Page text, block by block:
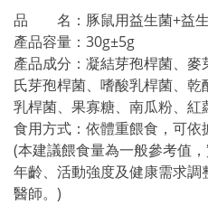
品 名：豚鼠用益生菌+益生
產品容量：30g±5g
產品成分：凝結芽孢桿菌、
氏芽孢桿菌、嗜酸乳桿菌、
乳桿菌、果寡糖、南瓜粉、紅
食用方式：依體重餵食，可
(本建議餵食量為一般參考值
年齡、活動強度及健康需求
醫師。)